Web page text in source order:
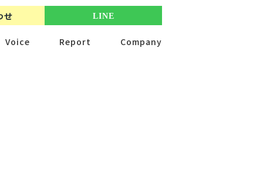
せ LINE
Voice Report Company